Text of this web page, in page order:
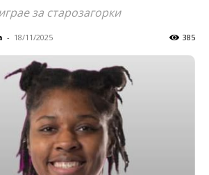
за старозагорки
- 18/11/2025 385